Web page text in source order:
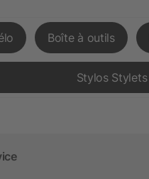
Boîte à outils
Stylos Stylets